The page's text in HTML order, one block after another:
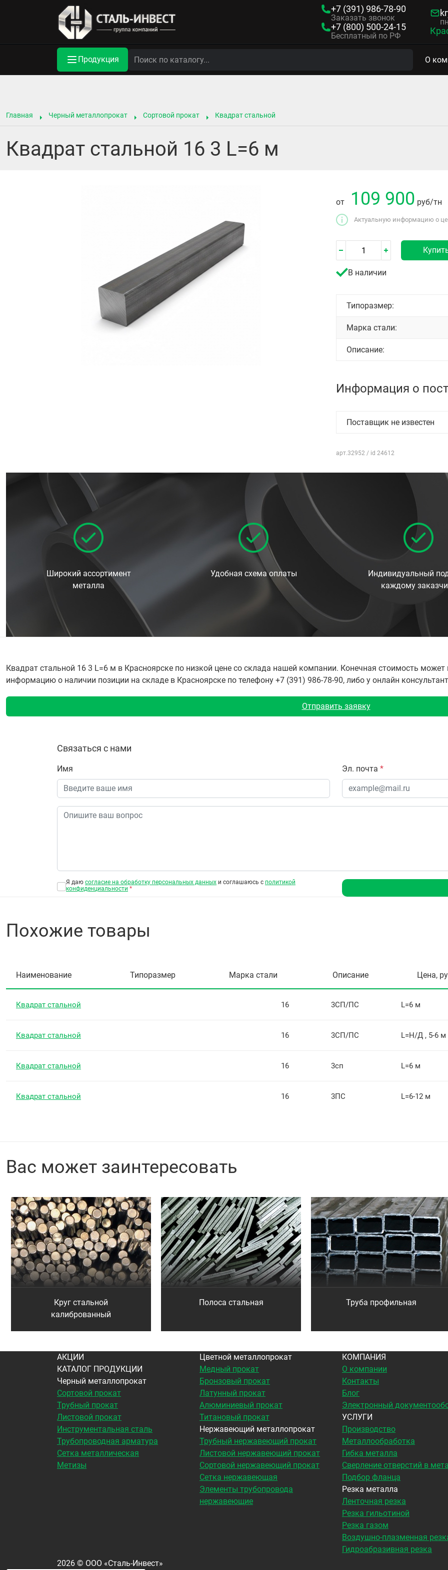
+7 (391) 986-78-90
Заказать звонок
+7 (800) 500-24-15
Бесплатный по РФ
Продукция О
Главная Черный металлопрокат Сортовой прокат Квадрат стальной
Квадрат стальной 16 3 L=6 м
от 109 900 руб/тн
Актуальную информацию о
В наличии
Типоразмер:
Марка стали:
Описание:
Информация о
Поставщик не известен
арт.32952 / id 24612
Широкий ассортимент
металла
Удобная схема оплаты
Индивидуальный
каждому
Квадрат стальной 16 3 L=6 м в Красноярске по низкой цене со склада нашей компании. Конечная стоимость
информацию о наличии позиции на складе в Красноярске по телефону +7 (391) 986-78-90, либо у онлайн
Отправить заявку
Связаться с нами
Имя Эл. почта *
Я даю согласие на обработку персональных данных и соглашаюсь с политикой
конфиденциальности *
Похожие товары
Наименование Типоразмер Марка стали Описание Цена,
Квадрат стальной 16 3СП/ПС L=6 м
Квадрат стальной 16 3СП/ПС L=Н/Д , 5-6 м
Квадрат стальной 16 3сп L=6 м
Квадрат стальной 16 3ПС L=6-12 м
Вас может заинтересовать
Круг стальной
калиброванный
Полоса стальная Труба профильная
АКЦИИ
КАТАЛОГ ПРОДУКЦИИ
Черный металлопрокат
Сортовой прокат
Трубный прокат
Листовой прокат
Инструментальная сталь
Трубопроводная арматура
Сетка металлическая
Метизы
Цветной металлопрокат
Медный прокат
Бронзовый прокат
Латунный прокат
Алюминиевый прокат
Титановый прокат
Нержавеющий металлопрокат
Трубный нержавеющий прокат
Листовой нержавеющий прокат
Сортовой нержавеющий прокат
Сетка нержавеющая
Элементы трубопровода
нержавеющие
КОМПАНИЯ
О компании
Контакты
Блог
Электронный
УСЛУГИ
Производство
Металлообработка
Гибка металла
Сверление отверстий в
Подбор фланца
Резка металла
Ленточная резка
Резка гильотиной
Резка газом
Воздушно-плазменная
Гидроабразивная резка
2026 © ООО «Сталь-Инвест»